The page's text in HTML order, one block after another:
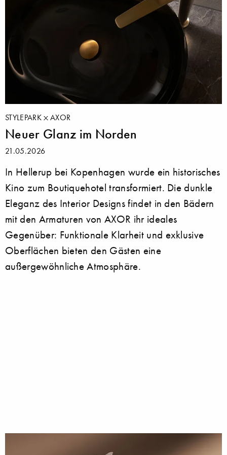
STYLEPARK AXOR
Neuer Glanz im Norden
21.05.2026
In Hellerup bei Kopenhagen wurde ein historisches
Kino zum Boutiquehotel transformiert. Die dunkle
Eleganz des Interior Designs findet in den Bädern
mit den Armaturen von AXOR ihr ideales
Gegenüber: Funktionale Klarheit und exklusive
Oberflächen bieten den Gästen eine
außergewöhnliche Atmosphäre.